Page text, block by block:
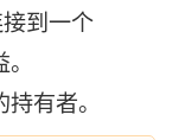
到一个
有者。